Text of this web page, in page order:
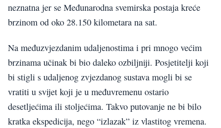
neznatna jer se Međunarodna svemirska postaja kreće
brzinom od oko 28.150 kilometara na sat.
Na međuzvjezdanim udaljenostima i pri mnogo većim
brzinama učinak bi bio daleko ozbiljniji. Posjetitelji koji
bi stigli s udaljenog zvjezdanog sustava mogli bi se
vratiti u svijet koji je u međuvremenu ostario
desetljećima ili stoljećima. Takvo putovanje ne bi bilo
kratka ekspedicija, nego “izlazak” iz vlastitog vremena.